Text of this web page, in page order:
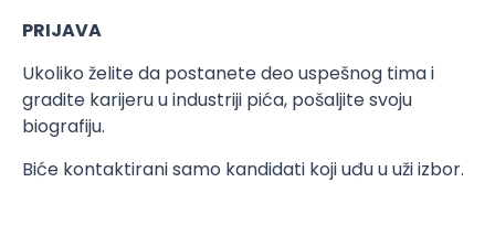
PRIJAVA
Ukoliko želite da postanete deo uspešnog tima i
gradite karijeru u industriji pića, pošaljite svoju
biografiju.
Biće kontaktirani samo kandidati koji uđu u uži izbor.